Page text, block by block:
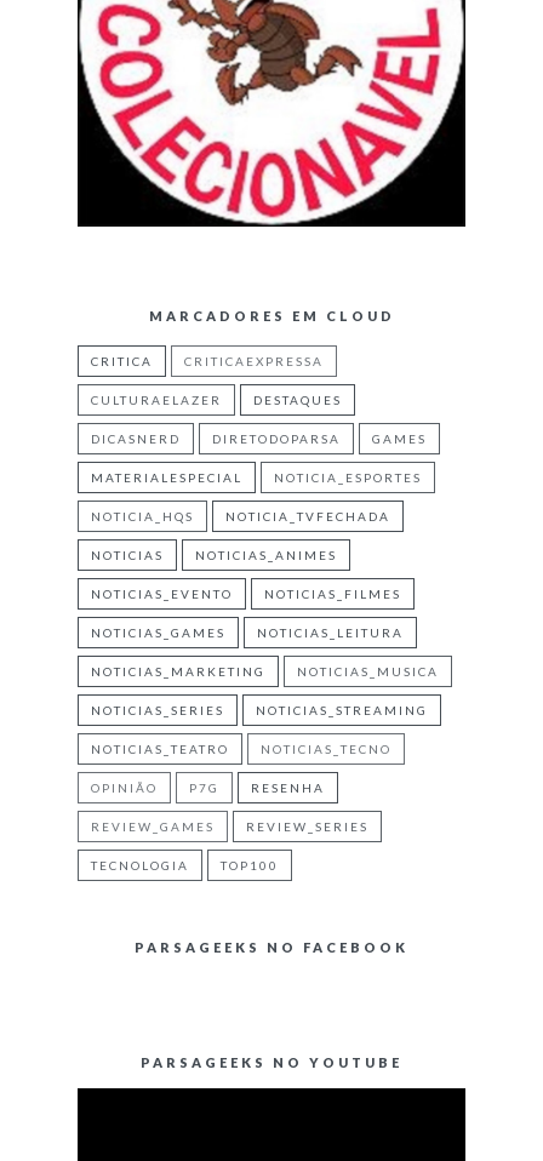
MARCADORES EM CLOUD
CRITICA CRITICAEXPRESSA
CULTURAELAZER DESTAQUES
DICASNERD DIRETODOPARSA GAMES
MATERIALESPECIAL NOTICIA_ESPORTES
NOTICIA_HQS NOTICIA_TVFECHADA
NOTICIAS NOTICIAS_ANIMES
NOTICIAS_EVENTO NOTICIAS_FILMES
NOTICIAS_GAMES NOTICIAS_LEITURA
NOTICIAS_MARKETING NOTICIAS_MUSICA
NOTICIAS_SERIES NOTICIAS_STREAMING
NOTICIAS_TEATRO NOTICIAS_TECNO
OPINIÃO P7G RESENHA
REVIEW_GAMES REVIEW_SERIES
TECNOLOGIA TOP100
PARSAGEEKS NO FACEBOOK
PARSAGEEKS NO YOUTUBE